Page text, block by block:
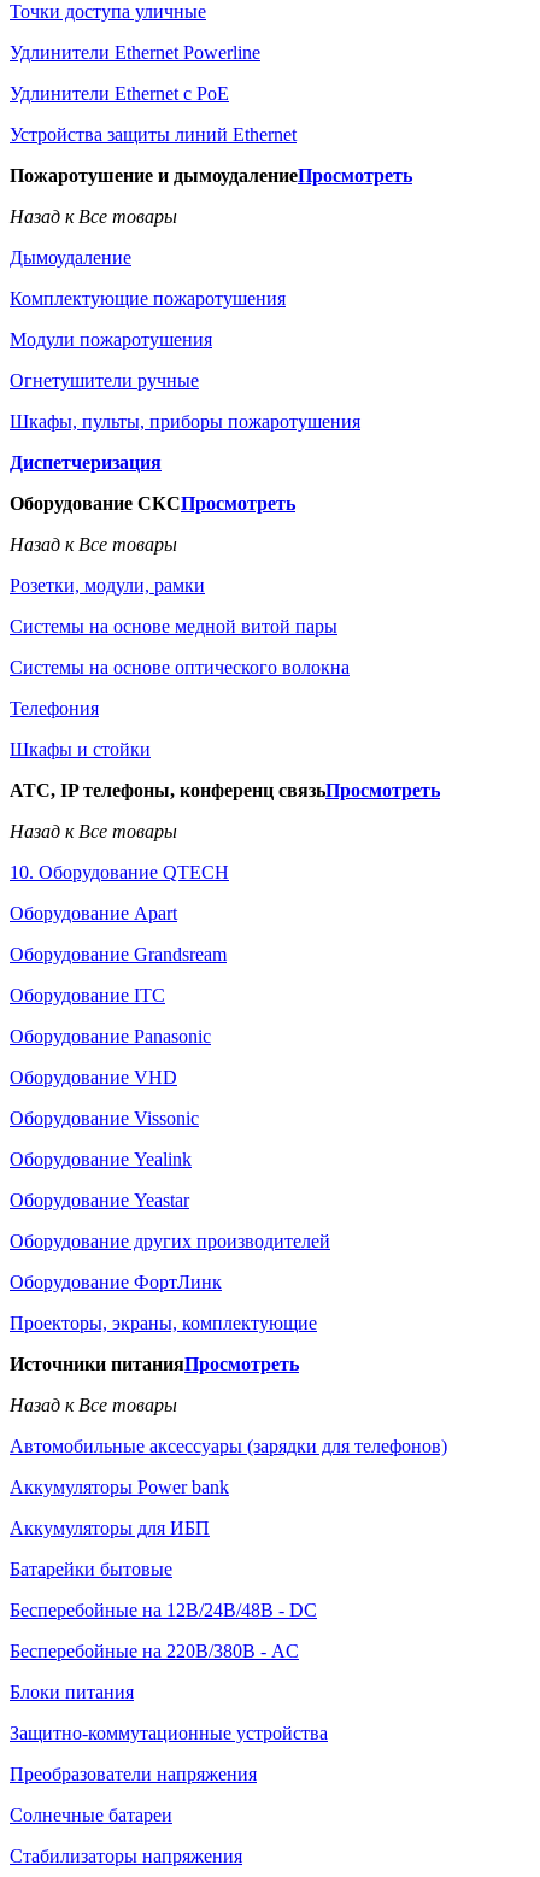
Точки доступа уличные
Удлинители Ethernet Powerline
Удлинители Ethernet с PoE
Устройства защиты линий Ethernet
Пожаротушение и дымоудалениеПросмотреть
Назад к Все товары
Дымоудаление
Комплектующие пожаротушения
Модули пожаротушения
Огнетушители ручные
Шкафы, пульты, приборы пожаротушения
Диспетчеризация
Оборудование СКСПросмотреть
Назад к Все товары
Розетки, модули, рамки
Системы на основе медной витой пары
Системы на основе оптического волокна
Телефония
Шкафы и стойки
АТС, IP телефоны, конференц связьПросмотреть
Назад к Все товары
10. Оборудование QTECH
Оборудование Apart
Оборудование Grandsream
Оборудование ITC
Оборудование Panasonic
Оборудование VHD
Оборудование Vissonic
Оборудование Yealink
Оборудование Yeastar
Оборудование других производителей
Оборудование ФортЛинк
Проекторы, экраны, комплектующие
Источники питанияПросмотреть
Назад к Все товары
Автомобильные аксессуары (зарядки для телефонов)
Аккумуляторы Power bank
Аккумуляторы для ИБП
Батарейки бытовые
Бесперебойные на 12В/24В/48В - DC
Бесперебойные на 220В/380В - AC
Блоки питания
Защитно-коммутационные устройства
Преобразователи напряжения
Солнечные батареи
Стабилизаторы напряжения